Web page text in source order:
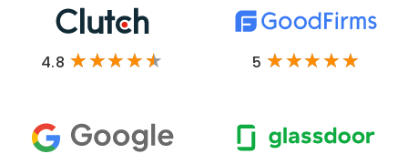
4.8 5